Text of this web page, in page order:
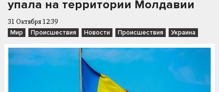
упала на территории Молдавии
31 Октября 12:39
Мир Происшествия Новости Происшествия Украина